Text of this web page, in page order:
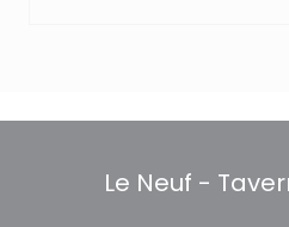
Le Neuf -